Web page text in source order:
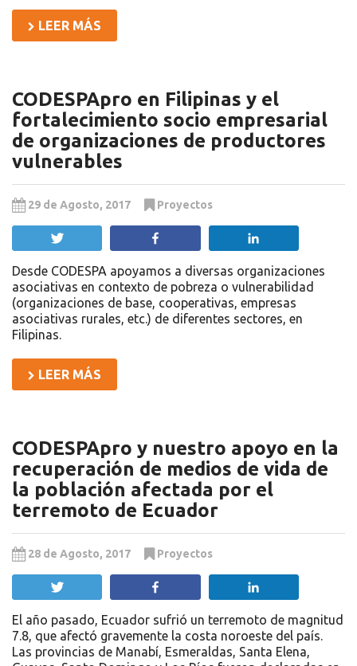
LEER MÁS
CODESPApro en Filipinas y el
fortalecimiento socio empresarial
de organizaciones de productores
vulnerables
29 de Agosto, 2017 Proyectos
Desde CODESPA apoyamos a diversas organizaciones
asociativas en contexto de pobreza o vulnerabilidad
(organizaciones de base, cooperativas, empresas
asociativas rurales, etc.) de diferentes sectores, en
Filipinas.
LEER MÁS
CODESPApro y nuestro apoyo en la
recuperación de medios de vida de
la población afectada por el
terremoto de Ecuador
28 de Agosto, 2017 Proyectos
El año pasado, Ecuador sufrió un terremoto de magnitud
7.8, que afectó gravemente la costa noroeste del país.
Las provincias de Manabí, Esmeraldas, Santa Elena,